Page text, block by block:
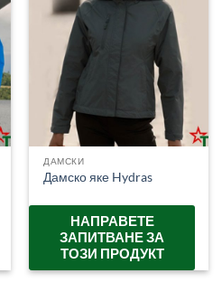
ДАМСКИ
Дамско яке Hydras
НАПРАВЕТЕ
ЗАПИТВАНЕ ЗА
ТОЗИ ПРОДУКТ